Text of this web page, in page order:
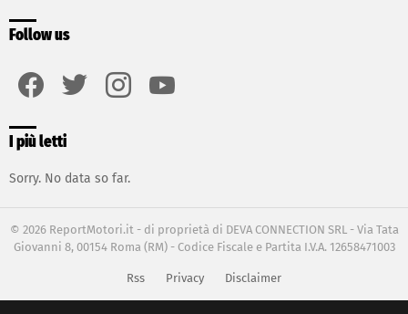
Follow us
I più letti
Sorry. No data so far.
© 2026 ReportMotori.it - di proprietà di DEVA CONNECTION SRL - Via Tata
Giovanni 8, 00154 Roma (RM) - Codice Fiscale e Partita I.V.A. 12658471003
Rss Privacy Disclaimer